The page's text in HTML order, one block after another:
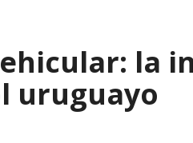
la
uruguayo